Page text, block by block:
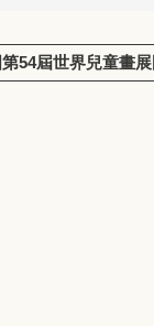
54屆世界兒童畫